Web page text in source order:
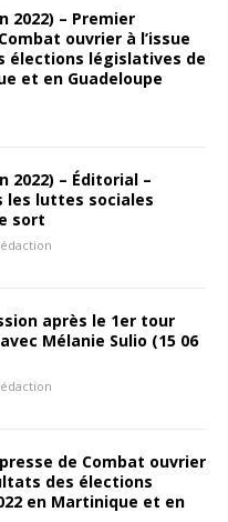
2022) – Premier
ouvrier à l’issue
élections législatives de
et en Guadeloupe
2022) – Éditorial –
les luttes sociales
sort
après le 1er tour
Mélanie Sulio (15 06
de Combat ouvrier
des élections
en Martinique et en